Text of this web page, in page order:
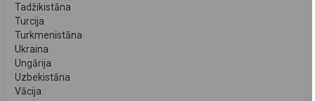
Tadžikistāna
Turcija
Turkmenistāna
Ukraina
Ungārija
Uzbekistāna
Vācija